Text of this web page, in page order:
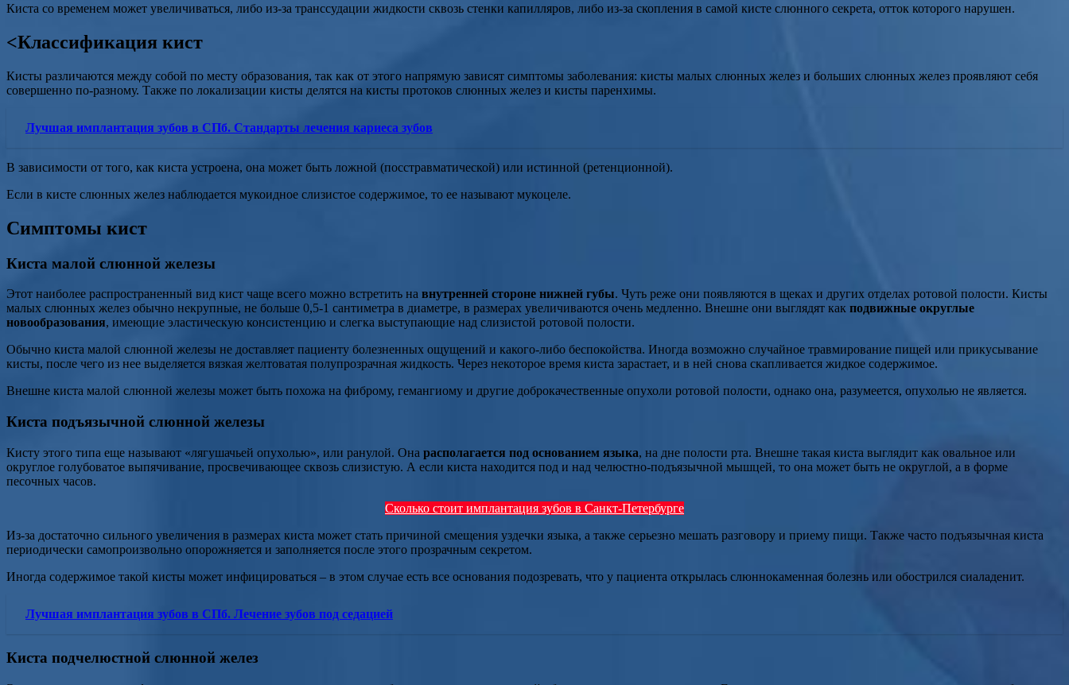
Киста со временем может увеличиваться, либо из-за транссудации жидкости сквозь стенки капилляров, либо из-за скопления в самой кисте слюнного секрета, отток которого нарушен.
<Классификация кист
Кисты различаются между собой по месту образования, так как от этого напрямую зависят симптомы заболевания: кисты малых слюнных желез и больших слюнных желез проявляют себя
совершенно по-разному. Также по локализации кисты делятся на кисты протоков слюнных желез и кисты паренхимы.
Лучшая имплантация зубов в СПб. Стандарты лечения кариеса зубов
В зависимости от того, как киста устроена, она может быть ложной (посстравматической) или истинной (ретенционной).
Если в кисте слюнных желез наблюдается мукоидное слизистое содержимое, то ее называют мукоцеле.
Симптомы кист
Киста малой слюнной железы
Этот наиболее распространенный вид кист чаще всего можно встретить на внутренней стороне нижней губы. Чуть реже они появляются в щеках и других отделах ротовой полости. Кисты
малых слюнных желез обычно некрупные, не больше 0,5-1 сантиметра в диаметре, в размерах увеличиваются очень медленно. Внешне они выглядят как подвижные округлые
новообразования, имеющие эластическую консистенцию и слегка выступающие над слизистой ротовой полости.
Обычно киста малой слюнной железы не доставляет пациенту болезненных ощущений и какого-либо беспокойства. Иногда возможно случайное травмирование пищей или прикусывание
кисты, после чего из нее выделяется вязкая желтоватая полупрозрачная жидкость. Через некоторое время киста зарастает, и в ней снова скапливается жидкое содержимое.
Внешне киста малой слюнной железы может быть похожа на фиброму, гемангиому и другие доброкачественные опухоли ротовой полости, однако она, разумеется, опухолью не является.
Киста подъязычной слюнной железы
Кисту этого типа еще называют «лягушачьей опухолью», или ранулой. Она располагается под основанием языка, на дне полости рта. Внешне такая киста выглядит как овальное или
округлое голубоватое выпячивание, просвечивающее сквозь слизистую. А если киста находится под и над челюстно-подъязычной мышцей, то она может быть не округлой, а в форме
песочных часов.
Сколько стоит имплантация зубов в Санкт-Петербурге
Из-за достаточно сильного увеличения в размерах киста может стать причиной смещения уздечки языка, а также серьезно мешать разговору и приему пищи. Также часто подъязычная киста
периодически самопроизвольно опорожняется и заполняется после этого прозрачным секретом.
Иногда содержимое такой кисты может инфицироваться – в этом случае есть все основания подозревать, что у пациента открылась слюннокаменная болезнь или обострился сиаладенит.
Лучшая имплантация зубов в СПб. Лечение зубов под седацией
Киста подчелюстной слюнной желез